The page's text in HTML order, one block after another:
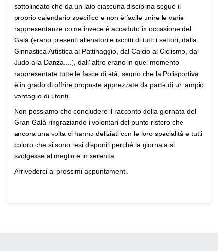
sottolineato che da un lato ciascuna disciplina segue il
proprio calendario specifico e non è facile unire le varie
rappresentanze come invece è accaduto in occasione del
Galà (erano presenti allenatori e iscritti di tutti i settori, dalla
Ginnastica Artistica al Pattinaggio, dal Calcio al Ciclismo, dal
Judo alla Danza....), dall' altro erano in quel momento
rappresentate tutte le fasce di età, segno che la Polisportiva
è in grado di offrire proposte apprezzate da parte di un ampio
ventaglio di utenti.
Non possiamo che concludere il racconto della giornata del
Gran Galà ringraziando i volontari del punto ristoro che
ancora una volta ci hanno deliziati con le loro specialità e tutti
coloro che si sono resi disponili perché la giornata si
svolgesse al meglio e in serenità.
Arrivederci ai prossimi appuntamenti.